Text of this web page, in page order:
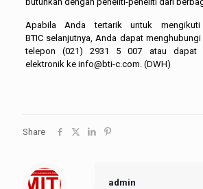
Apabila Anda tertarik untuk
BTIC selanjutnya, Anda dapat
telepon (021) 2931 5 007 atau dapat
elektronik ke info@bti-c.com. (DWH)
Share
admin